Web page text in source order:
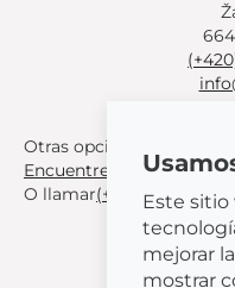
Otras opciones de compra:
Encuentre un distribuidor
O llamar(+420) 544 224
Este sitio
mejorar
mostrar